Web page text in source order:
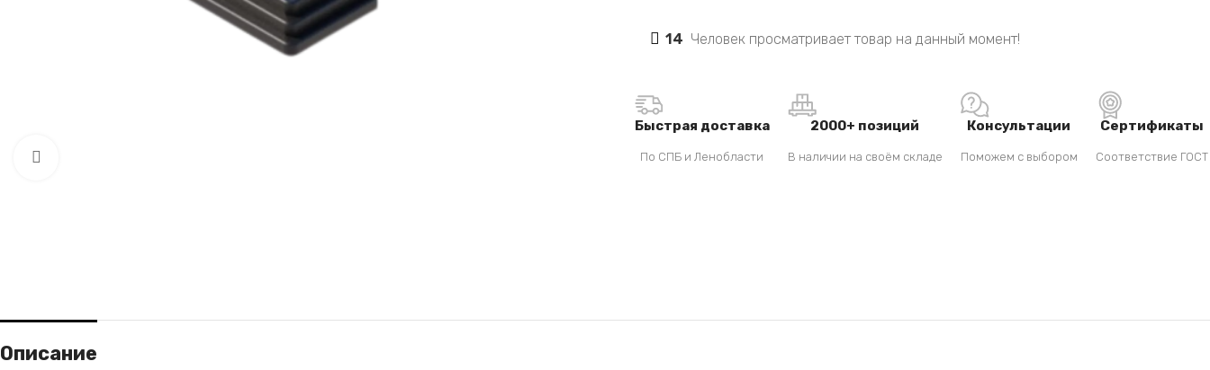
14 Человек просматривает товар на данный момент!
Быстрая доставка
По СПБ и Ленобласти
2000+ позиций
В наличии на своём складе
Консультации
Поможем с выбором
Сертификаты
Соответствие ГОСТ
Описание